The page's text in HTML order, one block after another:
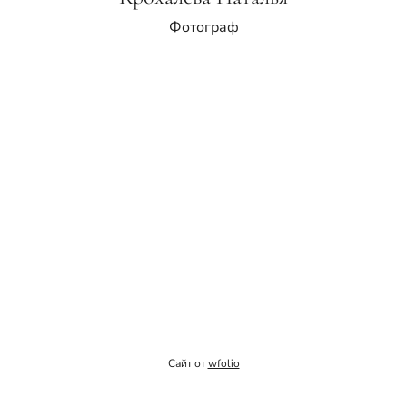
Фотограф
Сайт отwfolio